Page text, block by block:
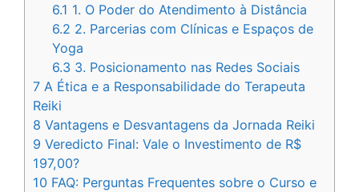
6.1 1. O Poder do Atendimento à Distância
6.2 2. Parcerias com Clínicas e Espaços de
Yoga
6.3 3. Posicionamento nas Redes Sociais
7 A Ética e a Responsabilidade do Terapeuta
Reiki
8 Vantagens e Desvantagens da Jornada Reiki
9 Veredicto Final: Vale o Investimento de R$
197,00?
10 FAQ: Perguntas Frequentes sobre o Curso e